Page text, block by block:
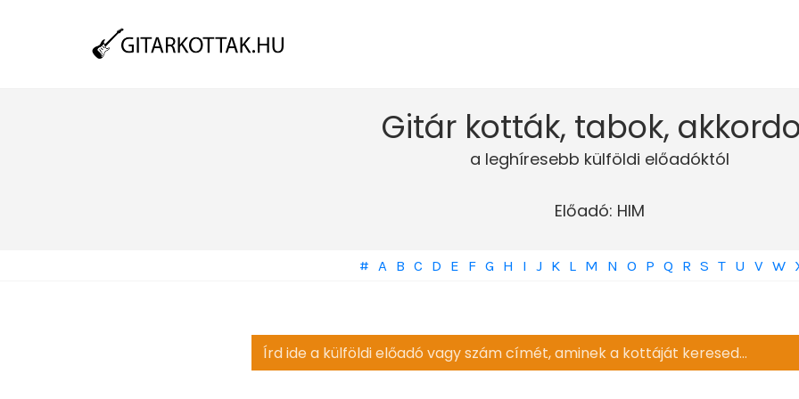
Gitár kották, tabok,
a leghíresebb külföldi előadóktól
Előadó: HIM
# A B C D E F G H I J K L M N O P Q R S T U V W
Search
for: